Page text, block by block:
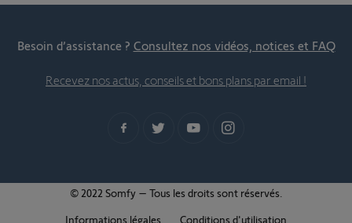
Besoin d’assistance ? Consultez nos vidéos, notices et FAQ
Recevez nos actus, conseils et bons plans par email !
© 2022 Somfy – Tous les droits sont réservés.
Informations légales
Conditions d'utilisation